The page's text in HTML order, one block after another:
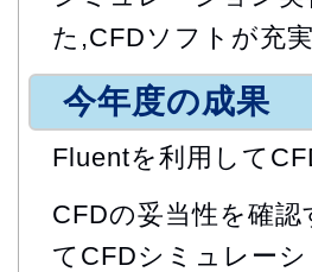
た,CFDソフトが充
今年度の成果
Fluentを利用して
CFDの妥当性を確
てCFDシミュレー